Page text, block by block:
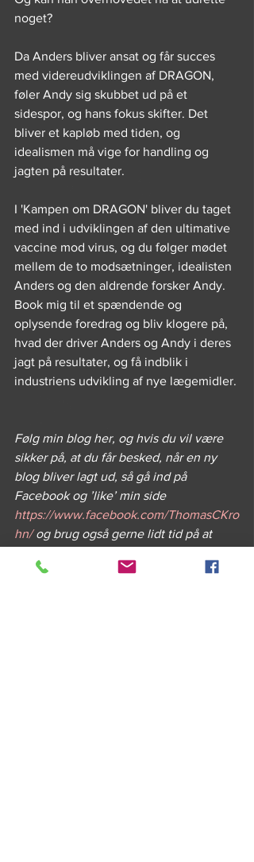
noget?
Da Anders bliver ansat og får succes
med videreudviklingen af DRAGON,
føler Andy sig skubbet ud på et
sidespor, og hans fokus skifter. Det
bliver et kapløb med tiden, og
idealismen må vige for handling og
jagten på resultater.
I 'Kampen om DRAGON' bliver du taget
med ind i udviklingen af den ultimative
vaccine mod virus, og du følger mødet
mellem de to modsætninger, idealisten
Anders og den aldrende forsker Andy.
Book mig til et spændende og
oplysende foredrag og bliv klogere på,
hvad der driver Anders og Andy i deres
jagt på resultater, og få indblik i
industriens udvikling af nye lægemidler.
Følg min blog her, og hvis du vil være
sikker på, at du får besked, når en ny
blog bliver lagt ud, så gå ind på
Facebook og ’like’ min side
https://www.facebook.com/ThomasCKro
hn/ og brug også gerne lidt tid på at
www.thomasckrohn.dk